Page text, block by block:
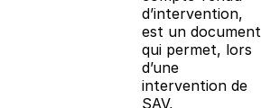
d’intervention,
est un document
qui permet, lors
d’une
intervention de
SAV,